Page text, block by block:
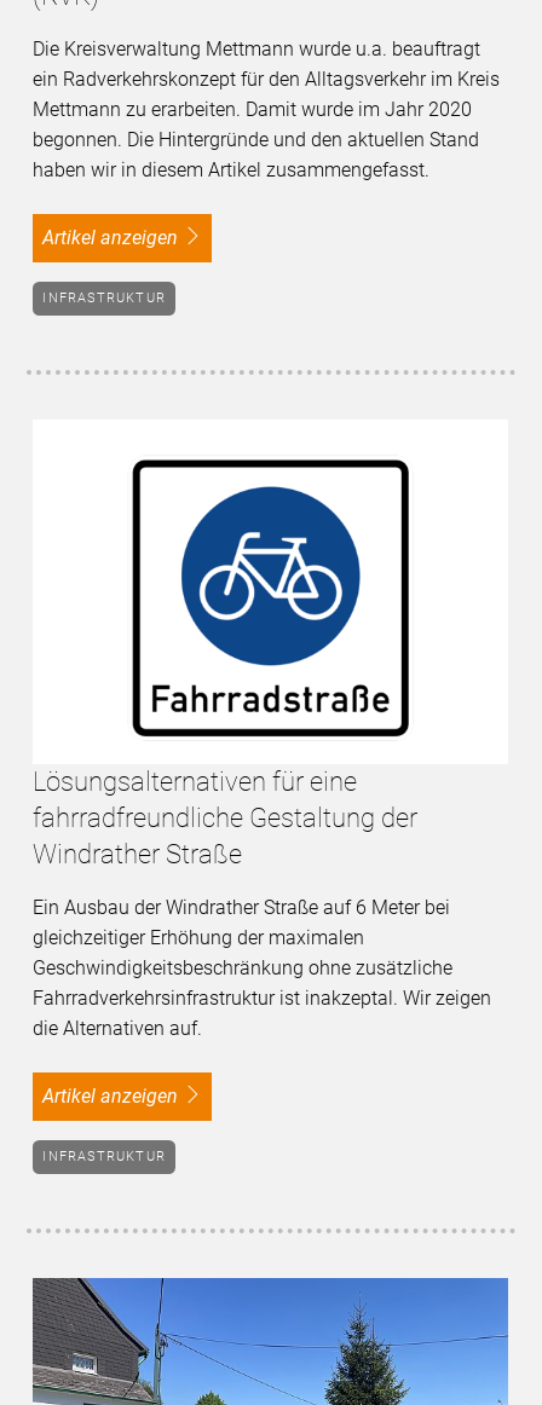
Die Kreisverwaltung Mettmann wurde u.a. beauftragt
ein Radverkehrskonzept für den Alltagsverkehr im Kreis
Mettmann zu erarbeiten. Damit wurde im Jahr 2020
begonnen. Die Hintergründe und den aktuellen Stand
haben wir in diesem Artikel zusammengefasst.
Artikel anzeigen
INFRASTRUKTUR
Lösungsalternativen für eine
fahrradfreundliche Gestaltung der
Windrather Straße
Ein Ausbau der Windrather Straße auf 6 Meter bei
gleichzeitiger Erhöhung der maximalen
Geschwindigkeitsbeschränkung ohne zusätzliche
Fahrradverkehrsinfrastruktur ist inakzeptal. Wir zeigen
die Alternativen auf.
Artikel anzeigen
INFRASTRUKTUR